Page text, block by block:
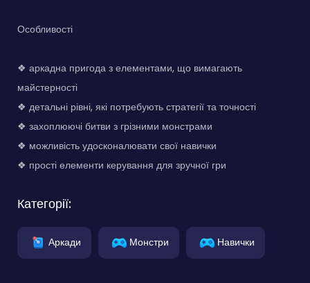
Особливості
❖ аркадна пригода з елементами, що вимагають
майстерності
❖ детальні рівні, які потребують стратегії та точності
❖ захоплюючі битви з грізними монстрами
❖ можливість удосконалювати свої навички
❖ прості елементи керування для зручної гри
Категорії:
Аркади Монстри Навички